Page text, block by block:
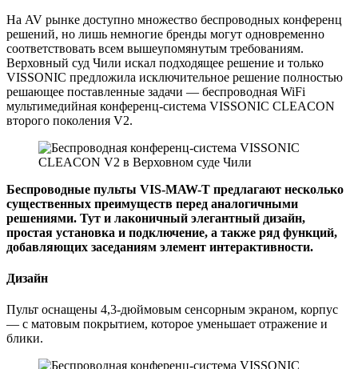
На AV рынке доступно множество беспроводных конференц
решений, но лишь немногие бренды могут одновременно
соответствовать всем вышеупомянутым требованиям.
Верховный суд Чили искал подходящее решение и только
VISSONIC предложила исключительное решение полностью
решающее поставленные задачи — беспроводная WiFi
мультимедийная конференц-система VISSONIC CLEACON
второго поколения V2.
Беспроводные пульты VIS-MAW-T предлагают несколько
существенных преимуществ перед аналогичными
решениями. Тут и лаконичный элегантный дизайн,
простая установка и подключение, а также ряд функций,
добавляющих заседаниям элемент интерактивности.
Дизайн
Пульт оснащены 4,3-дюймовым сенсорным экраном, корпус
— с матовым покрытием, которое уменьшает отражение и
блики.